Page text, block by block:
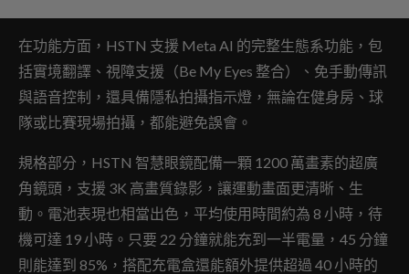
在功能方面，HSTN 支援 Meta AI 的完整生態系功能，包
括實境翻譯、視障支援（Be My Eyes 整合）、免手動傳訊
與語音控制，還具備隱私拍攝指示燈，無論在健身房、球
隊或比賽現場拍攝，都能避免誤會。
規格部分，HSTN 智慧眼鏡配備一顆 1200 萬畫素的超廣
角鏡頭，支援 3K 高畫質錄影，讓運動畫面更清晰、生
動。電池表現也相當出色，平均使用時間約為 8 小時，待
機可達 19 小時。只要 22 分鐘就能充到一半電量，45 分鐘
則能達到 85%，搭配充電盒還能額外提供超過 40 小時的